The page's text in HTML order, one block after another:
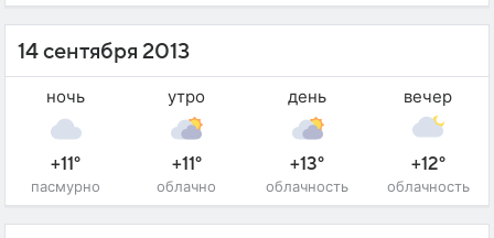
14 сентября 2013
ночь
+11°
пасмурно
утро
+11°
облачно
день
+13°
облачность
вечер
+12°
облачность